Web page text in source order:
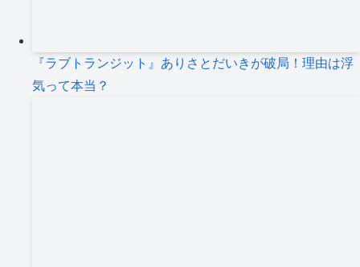
『ラブトランジット』ありさとだいきが破局！理由は浮
気って本当？